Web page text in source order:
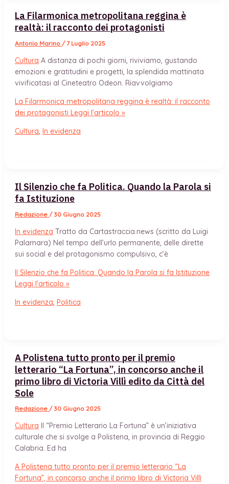
La Filarmonica metropolitana reggina è
realtà: il racconto dei protagonisti
Antonio Marino /7 Luglio 2025
Cultura A distanza di pochi giorni, riviviamo, gustando
emozioni e gratitudini e progetti, la splendida mattinata
vivificatasi al Cineteatro Odeon. Riavvolgiamo
La Filarmonica metropolitana reggina è realtà: il racconto
dei protagonisti Leggi l'articolo »
Cultura, In evidenza
Il Silenzio che fa Politica. Quando la Parola si
fa Istituzione
Redazione / 30 Giugno 2025
In evidenza Tratto da Cartastraccia.news (scritto da Luigi
Palamara) Nel tempo dell’urlo permanente, delle dirette
sui social e del protagonismo compulsivo, c’è
Il Silenzio che fa Politica. Quando la Parola si fa Istituzione
Leggi l'articolo »
In evidenza, Politica
A Polistena tutto pronto per il premio
letterario “La Fortuna”, in concorso anche il
primo libro di Victoria Villì edito da Città del
Sole
Redazione / 30 Giugno 2025
Cultura Il “Premio Letterario La Fortuna” è un’iniziativa
culturale che si svolge a Polistena, in provincia di Reggio
Calabria. Ed ha
A Polistena tutto pronto per il premio letterario “La
Fortuna”, in concorso anche il primo libro di Victoria Villì